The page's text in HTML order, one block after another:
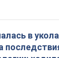
в